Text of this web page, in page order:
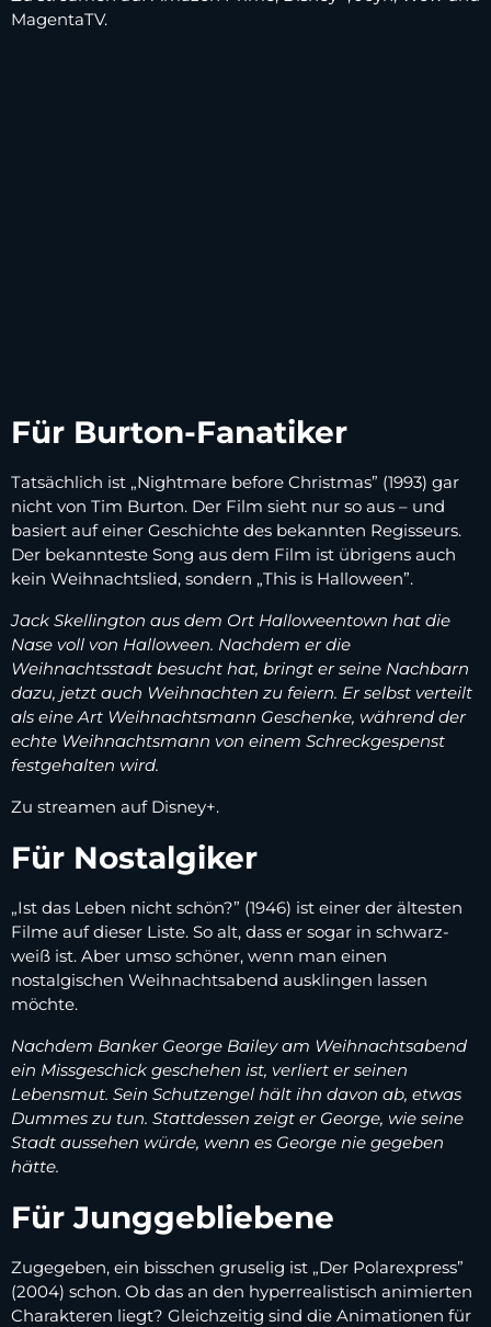
MagentaTV.
Für Burton-Fanatiker
Tatsächlich ist „Nightmare before Christmas” (1993) gar
nicht von Tim Burton. Der Film sieht nur so aus – und
basiert auf einer Geschichte des bekannten Regisseurs.
Der bekannteste Song aus dem Film ist übrigens auch
kein Weihnachtslied, sondern „This is Halloween”.
Jack Skellington aus dem Ort Halloweentown hat die
Nase voll von Halloween. Nachdem er die
Weihnachtsstadt besucht hat, bringt er seine Nachbarn
dazu, jetzt auch Weihnachten zu feiern. Er selbst verteilt
als eine Art Weihnachtsmann Geschenke, während der
echte Weihnachtsmann von einem Schreckgespenst
festgehalten wird.
Zu streamen auf Disney+.
Für Nostalgiker
„Ist das Leben nicht schön?” (1946) ist einer der ältesten
Filme auf dieser Liste. So alt, dass er sogar in schwarz-
weiß ist. Aber umso schöner, wenn man einen
nostalgischen Weihnachtsabend ausklingen lassen
möchte.
Nachdem Banker George Bailey am Weihnachtsabend
ein Missgeschick geschehen ist, verliert er seinen
Lebensmut. Sein Schutzengel hält ihn davon ab, etwas
Dummes zu tun. Stattdessen zeigt er George, wie seine
Stadt aussehen würde, wenn es George nie gegeben
hätte.
Für Junggebliebene
Zugegeben, ein bisschen gruselig ist „Der Polarexpress”
(2004) schon. Ob das an den hyperrealistisch animierten
Charakteren liegt? Gleichzeitig sind die Animationen für